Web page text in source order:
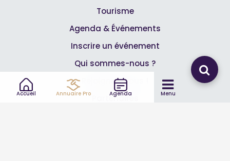
Accueil Annuaire Pro Agenda Menu
Tourisme
Agenda & Événements
Inscrire un événement
Qui sommes-nous ?
Rejoignez-nous !
Partenaires